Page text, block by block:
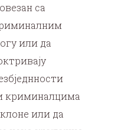
са
или да
криминалцима
или да